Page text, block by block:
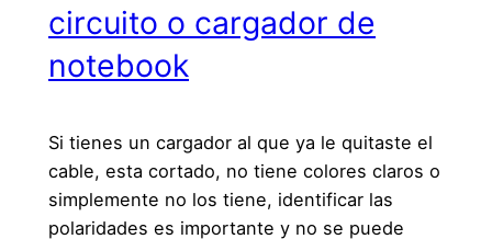
circuito o cargador de
notebook
Si tienes un cargador al que ya le quitaste el
cable, esta cortado, no tiene colores claros o
simplemente no los tiene, identificar las
polaridades es importante y no se puede